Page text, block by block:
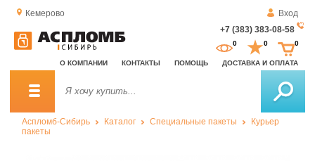
Кемерово
Вход
+7 (383) 383-08-58
О КОМПАНИИ КОНТАКТЫ ПОМОЩЬ ДОСТАВКА И ОПЛАТА
0 0 0
Аспломб-Сибирь Каталог Специальные пакеты
Курьер
пакеты